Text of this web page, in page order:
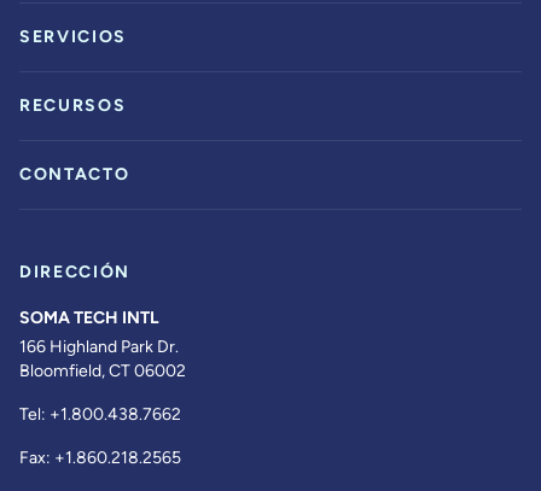
SERVICIOS
RECURSOS
CONTACTO
DIRECCIÓN
SOMA TECH INTL
166 Highland Park Dr.
Bloomfield, CT 06002
Tel: +1.800.438.7662
Fax: +1.860.218.2565